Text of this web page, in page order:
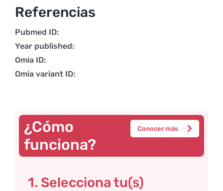
Referencias
Pubmed ID:
Year published:
Omia ID:
Omia variant ID:
¿Cómo
funciona?
Conocer más
1. Selecciona tu(s)